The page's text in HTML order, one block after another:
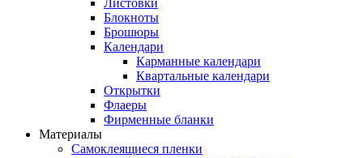
Листовки
Блокноты
Брошюры
Календари
Карманные календари
Квартальные календари
Открытки
Флаеры
Фирменные бланки
Материалы
Самоклеящиеся пленки